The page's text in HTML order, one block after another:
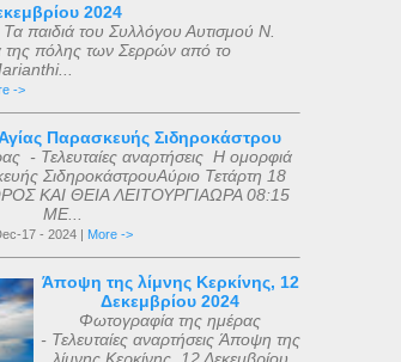
2024
παιδιά του Συλλόγου Αυτισμού Ν.
της πόλης των Σερρών από το
->
Παρασκευής Σιδηροκάστρου
- Τελευταίες αναρτήσεις Η ομορφιά
ΣιδηροκάστρουΑύριο Τετάρτη 18
ΚΑΙ ΘΕΙΑ ΛΕΙΤΟΥΡΓΙΑΩΡΑ 08:15
ΜΕ...
17 - 2024 | More ->
Άποψη της λίμνης Κερκίνης, 12
Δεκεμβρίου 2024
Φωτογραφία της ημέρας
- Τελευταίες αναρτήσεις Άποψη της